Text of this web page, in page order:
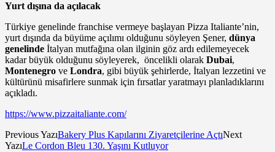
Yurt dışına da açılacak
Türkiye genelinde franchise vermeye başlayan Pizza Italiante’nin,
yurt dışında da büyüme açılımı olduğunu söyleyen Şener, dünya
genelinde İtalyan mutfağına olan ilginin göz ardı edilemeyecek
kadar büyük olduğunu söyleyerek, öncelikli olarak Dubai,
Montenegro ve Londra, gibi büyük şehirlerde, İtalyan lezzetini ve
kültürünü misafirlere sunmak için fırsatlar yaratmayı planladıklarını
açıkladı.
https://www.pizzaitaliante.com/
Previous YazıBakery Plus Kapılarını Ziyaretçilerine AçtıNext
YazıLe Cordon Bleu 130. Yaşını Kutluyor